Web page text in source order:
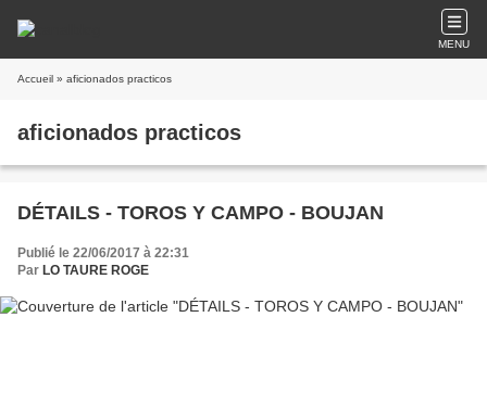
MENU
Accueil » aficionados practicos
aficionados practicos
DÉTAILS - TOROS Y CAMPO - BOUJAN
Publié le 22/06/2017 à 22:31
Par LO TAURE ROGE